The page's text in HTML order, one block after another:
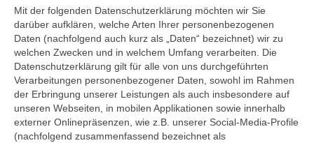
Mit der folgenden Datenschutzerklärung möchten wir Sie
darüber aufklären, welche Arten Ihrer personenbezogenen
Daten (nachfolgend auch kurz als „Daten“ bezeichnet) wir zu
welchen Zwecken und in welchem Umfang verarbeiten. Die
Datenschutzerklärung gilt für alle von uns durchgeführten
Verarbeitungen personenbezogener Daten, sowohl im Rahmen
der Erbringung unserer Leistungen als auch insbesondere auf
unseren Webseiten, in mobilen Applikationen sowie innerhalb
externer Onlinepräsenzen, wie z.B. unserer Social-Media-Profile
(nachfolgend zusammenfassend bezeichnet als